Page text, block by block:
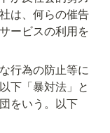
は、何らの催告
ービスの利用を
行為の防止等に
下「暴対法」と
をいう。以下